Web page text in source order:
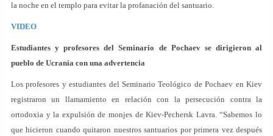
la noche en el templo para evitar la profanación del santuario.
VIDEO
Estudiantes y profesores del Seminario de Pochaev se dirigieron al
pueblo de Ucrania con una advertencia
Los profesores y estudiantes del Seminario Teológico de Pochaev en Kiev
registraron un llamamiento en relación con la persecución contra la
ortodoxia y la expulsión de monjes de Kiev-Pechersk Lavra. “Sabemos lo
que hicieron cuando quitaron nuestros santuarios por primera vez después